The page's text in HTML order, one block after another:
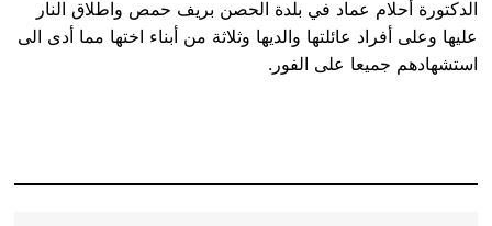
الدكتورة أحلام عماد في بلدة الحصن بريف حمص واطلاق النار
عليها وعلى أفراد عائلتها والديها وثلاثة من أبناء اختها مما أدى الى
استشهادهم جميعا على الفور.